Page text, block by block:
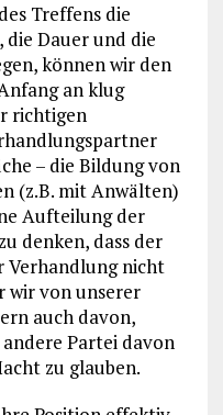
Treffens die
Dauer und die
können wir den
an klug
richtigen
– die Bildung von
(z.B. mit Anwälten)
Aufteilung der
denken, dass der
Verhandlung nicht
wir von unserer
auch davon,
Partei davon
zu glauben.